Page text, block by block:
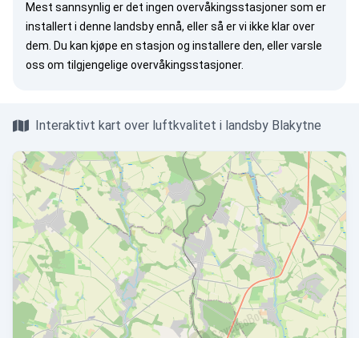
Mest sannsynlig er det ingen overvåkingsstasjoner som er
installert i denne landsby ennå, eller så er vi ikke klar over
dem. Du kan kjøpe en stasjon og installere den, ellervarsle
oss om tilgjengelige overvåkingsstasjoner.
Interaktivt kart over luftkvalitet i landsby Blakytne